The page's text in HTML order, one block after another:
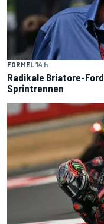
FORMEL 14 h
Radikale Briatore-
Sprintrennen